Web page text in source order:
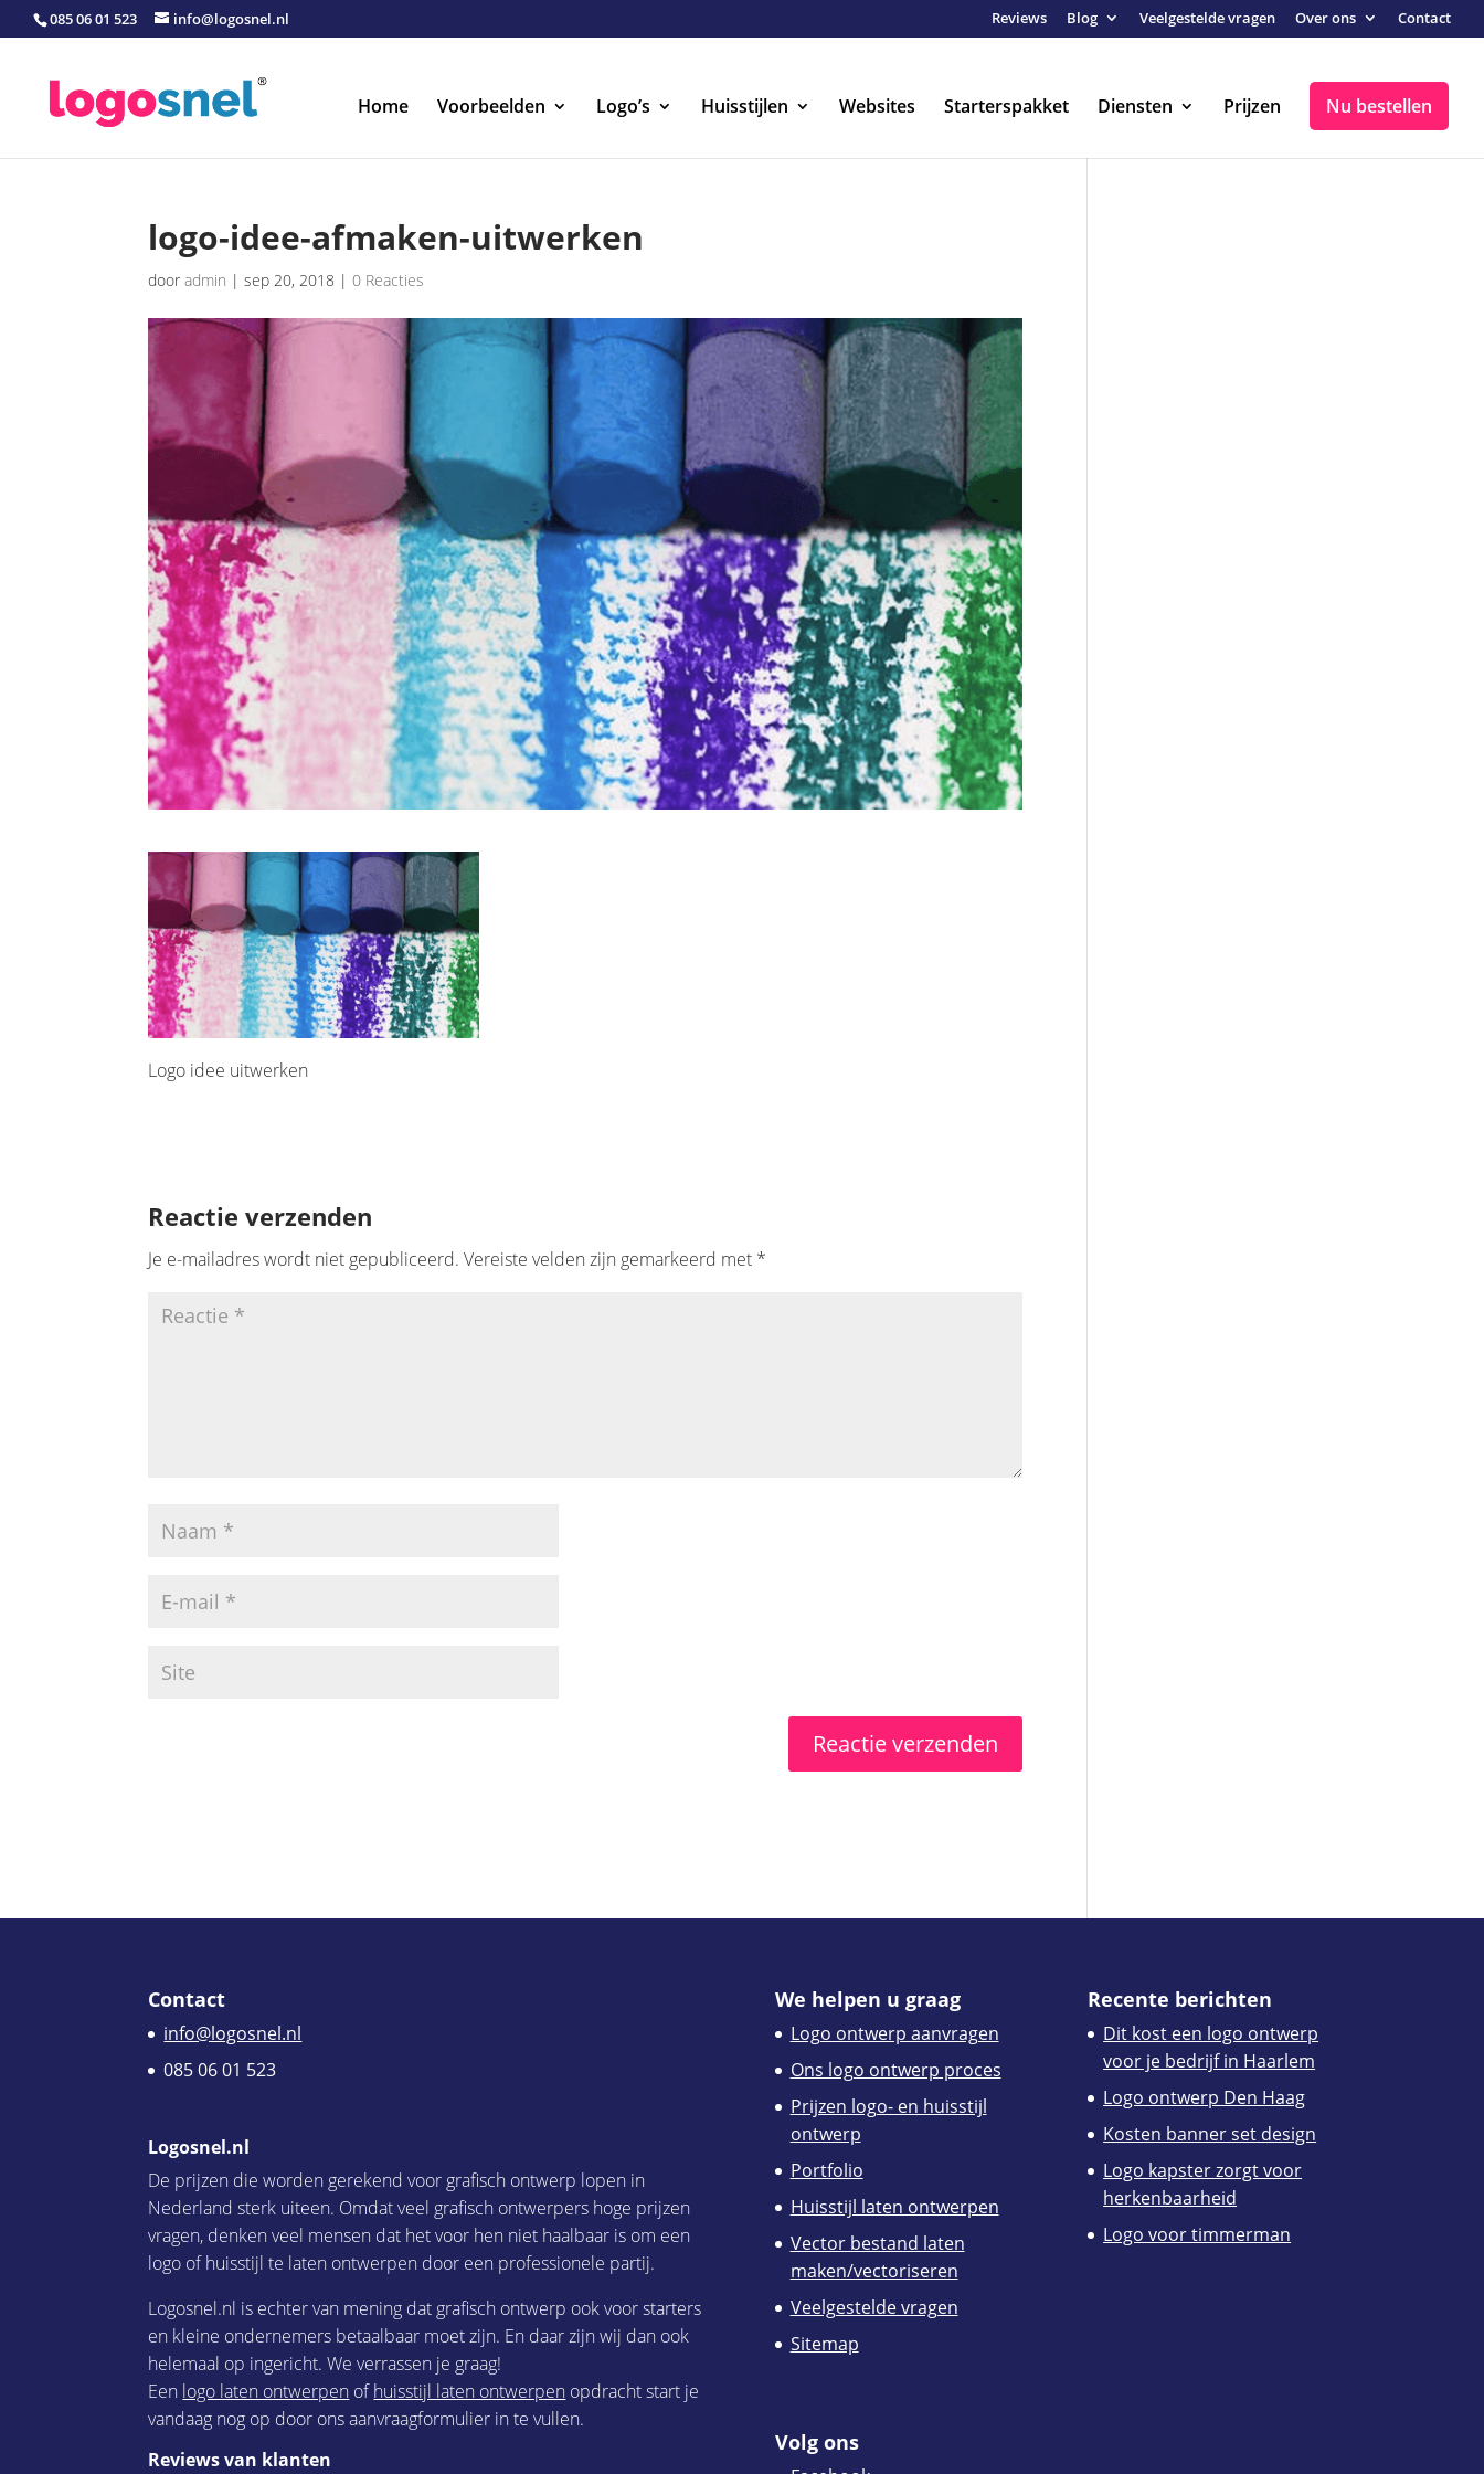
085 06 01 523 info@logosnel.nl Reviews Blog Veelgestelde vragen Over ons Contact
Home Voorbeelden Logo’s Huisstijlen Websites Starterspakket Diensten Prijzen Nu bestellen
logo-idee-afmaken-uitwerken
dooradmin |sep 20, 2018 |0 Reacties
Logo idee uitwerken
Reactie verzenden
Je e-mailadres wordt niet gepubliceerd. Vereiste velden zijn gemarkeerd met *
Contact
info@logosnel.nl
085 06 01 523
Logosnel.nl
De prijzen die worden gerekend voor grafisch ontwerp lopen in
Nederland sterk uiteen. Omdat veel grafisch ontwerpers hoge prijzen
vragen, denken veel mensen dat het voor hen niet haalbaar is om een
logo of huisstijl te laten ontwerpen door een professionele partij.
Logosnel.nl is echter van mening dat grafisch ontwerp ook voor starters
en kleine ondernemers betaalbaar moet zijn. En daar zijn wij dan ook
helemaal op ingericht. We verrassen je graag!
Een logo laten ontwerpen ofhuisstijl laten ontwerpen opdracht start je
vandaag nog op door ons aanvraagformulier in te vullen.
Reviews van klanten
We helpen u graag
Logo ontwerp aanvragen
Ons logo ontwerp proces
Prijzen logo- en huisstijl
ontwerp
Portfolio
Huisstijl laten ontwerpen
Vector bestand laten
maken/vectoriseren
Veelgestelde vragen
Sitemap
Volg ons
Recente berichten
Dit kost een logo ontwerp
voor je bedrijf in Haarlem
Logo ontwerp Den Haag
Kosten banner set design
Logo kapster zorgt voor
herkenbaarheid
Logo voor timmerman